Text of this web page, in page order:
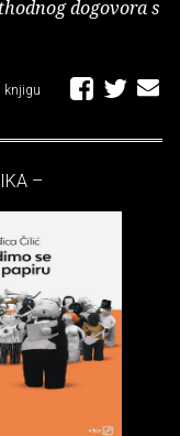
dogovora s
knjigu
–